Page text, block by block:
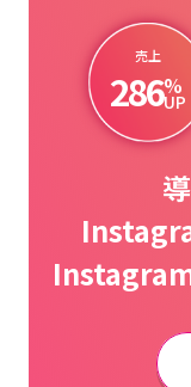
売上
286%
UP